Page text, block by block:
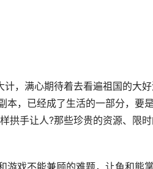
，满心期待着去看遍祖国的大好
本，已经成了生活的一部分，要
拱手让人?那些珍贵的资源、限